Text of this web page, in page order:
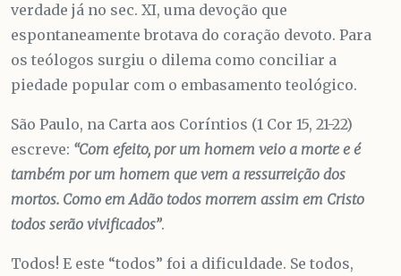
verdade já no sec. XI, uma devoção que
espontaneamente brotava do coração devoto. Para
os teólogos surgiu o dilema como conciliar a
piedade popular com o embasamento teológico.
São Paulo, na Carta aos Coríntios (1 Cor 15, 21-22)
escreve: “Com efeito, por um homem veio a morte e é
também por um homem que vem a ressurreição dos
mortos. Como em Adão todos morrem assim em Cristo
todos serão vivificados”.
Todos! E este “todos” foi a dificuldade. Se todos,